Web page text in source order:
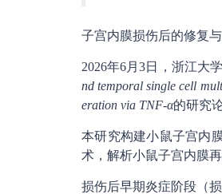
子宫内膜损伤后的修复
2026年6月3日，浙江大
nd temporal single cell
eration via TNF-α的研究
本研究构建小鼠子宫内
术，解析小鼠子宫内膜
损伤后早期炎症阶段（